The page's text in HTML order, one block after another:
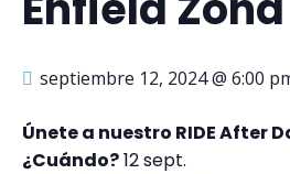
septiembre 12, 2024 @ 6:00
Únete a nuestro RIDE After
¿Cuándo?12 sept.